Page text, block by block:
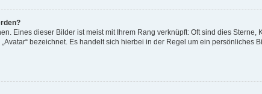
Eines dieser Bilder ist meist mit Ihrem Rang verknüpft: Oft sind dies
bezeichnet. Es handelt sich hierbei in der Regel um ein persönliches